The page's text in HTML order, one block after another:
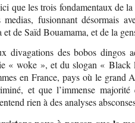
que les trois fondamentaux de
medias, fusionnant désormais
de Saïd Bouamama, et de la
divagations des bobos dingos
« woke », et du slogan « Black
en France, pays où le grand
et que l’immense
rien à des analyses